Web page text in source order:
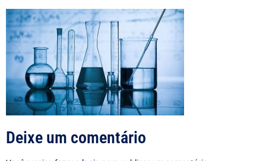
Deixe um comentário